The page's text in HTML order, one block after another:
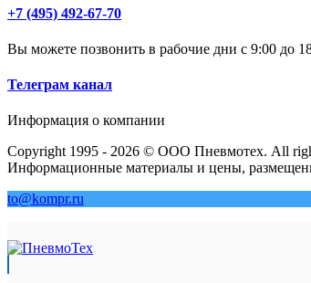
+7 (495) 492-67-70
Вы можете позвонить в рабочие дни с 9:00 до
Телеграм канал
Информация о компании
Copyright 1995 - 2026 © ООО Пневмотех. All
Информационные материалы и цены,
to@kompr.ru